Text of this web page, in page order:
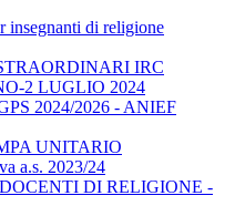
insegnanti di religione
IRC
2 LUGLIO 2024
2024/2026 - ANIEF
UNITARIO
a.s. 2023/24
DI RELIGIONE -